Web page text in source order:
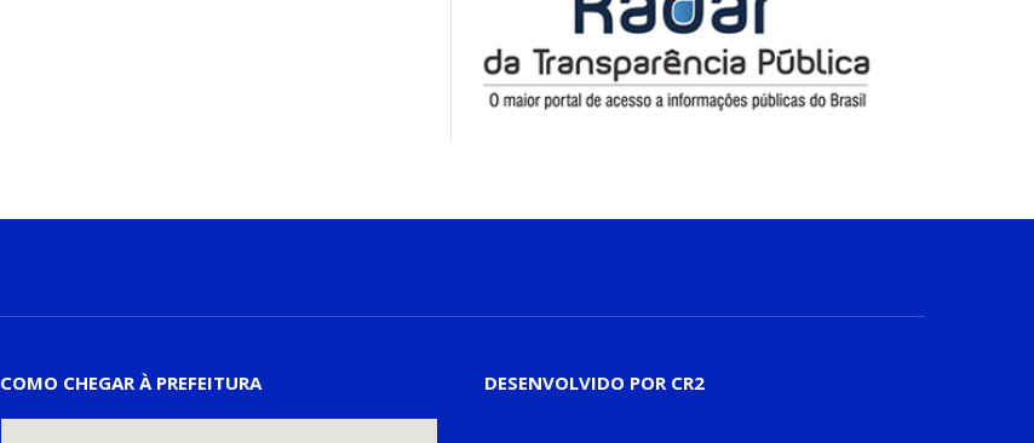
COMO CHEGAR À PREFEITURA DESENVOLVIDO POR CR2